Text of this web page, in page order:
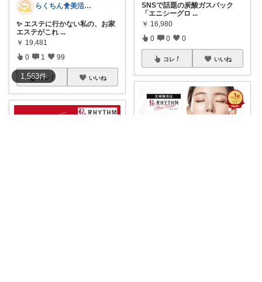
1,563件
らくちん🐥美活with🐕
✨ エステに行かない私の、お家
エステがこれ ...
￥ 19,481
0 1 99
コレ いいね
SNSで話題の炭酸ガスパック
「エニシーグロ ...
￥ 16,980
0 0 0
コレ いいね